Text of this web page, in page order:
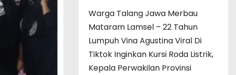
Warga Talang Jawa Merbau
Mataram Lamsel – 22 Tahun
Lumpuh Vina Agustina Viral Di
Tiktok Inginkan Kursi Roda Listrik,
Kepala Perwakilan Provinsi